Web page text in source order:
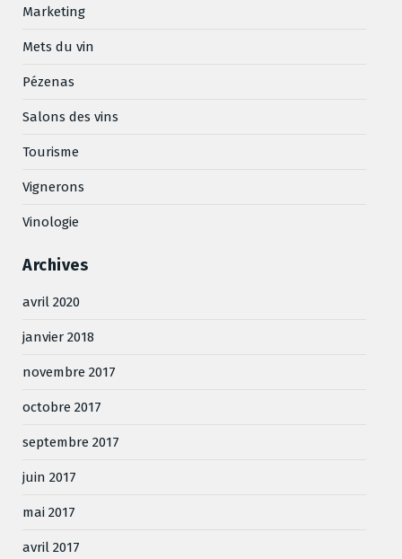
Marketing
Mets du vin
Pézenas
Salons des vins
Tourisme
Vignerons
Vinologie
Archives
avril 2020
janvier 2018
novembre 2017
octobre 2017
septembre 2017
juin 2017
mai 2017
avril 2017